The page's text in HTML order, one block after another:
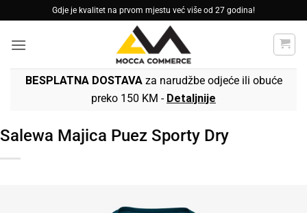
to
content
Gdje je kvalitet na prvom mjestu već više od 27 godina!
BESPLATNA DOSTAVAza narudžbe odjeće ili obuće
preko 150 KM - Detaljnije
Salewa Majica Puez Sporty Dry